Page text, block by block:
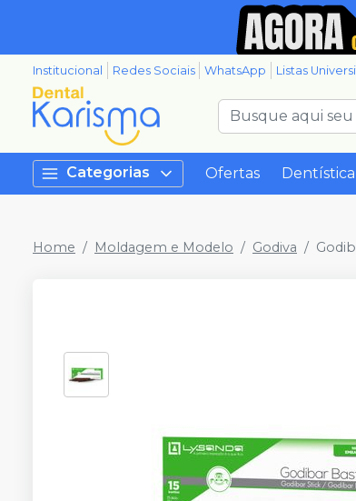
Institucional Redes Sociais WhatsApp Listas
Categorias Ofertas Dentística
Home Moldagem e Modelo Godiva